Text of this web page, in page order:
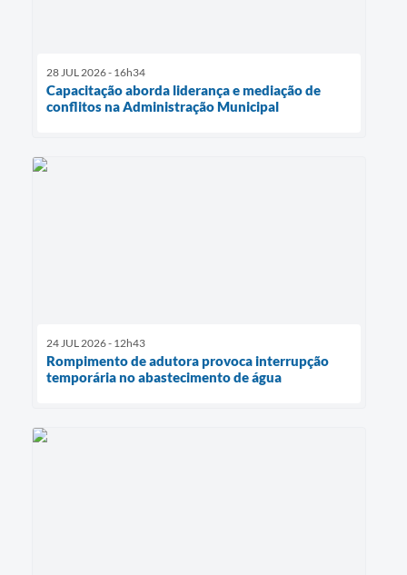
28 JUL 2026 - 16h34
Capacitação aborda liderança e mediação de
conflitos na Administração Municipal
24 JUL 2026 - 12h43
Rompimento de adutora provoca interrupção
temporária no abastecimento de água